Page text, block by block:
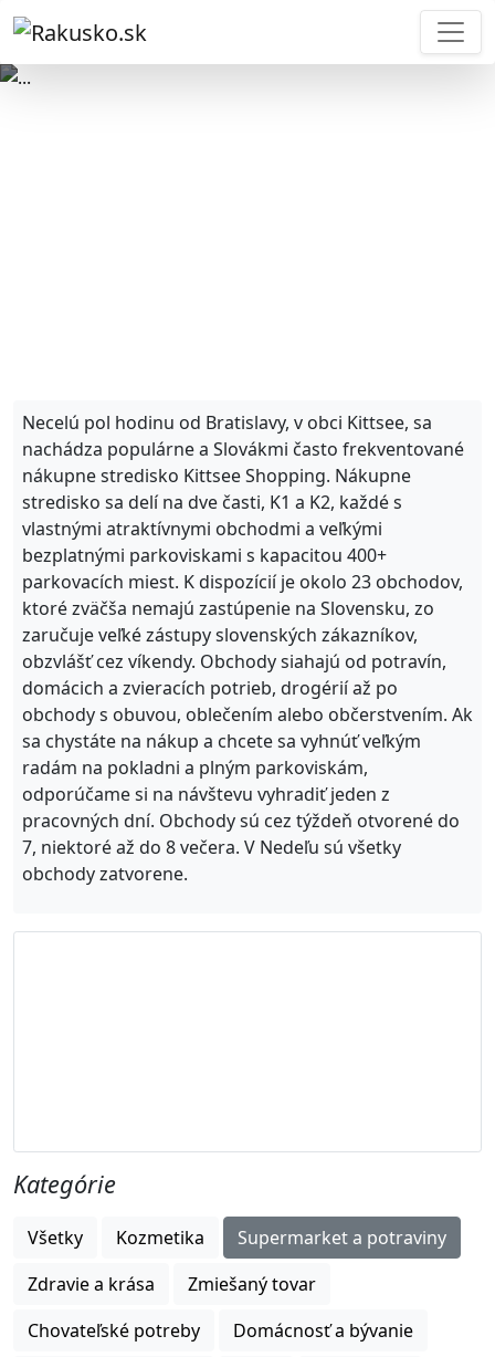
Necelú pol hodinu od Bratislavy, v obci Kittsee, sa
nachádza populárne a Slovákmi často frekventované
nákupne stredisko Kittsee Shopping. Nákupne
stredisko sa delí na dve časti, K1 a K2, každé s
vlastnými atraktívnymi obchodmi a veľkými
bezplatnými parkoviskami s kapacitou 400+
parkovacích miest. K dispozícií je okolo 23 obchodov,
ktoré zväčša nemajú zastúpenie na Slovensku, zo
zaručuje veľké zástupy slovenských zákazníkov,
obzvlášť cez víkendy. Obchody siahajú od potravín,
domácich a zvieracích potrieb, drogérií až po
obchody s obuvou, oblečením alebo občerstvením. Ak
sa chystáte na nákup a chcete sa vyhnúť veľkým
radám na pokladni a plným parkoviskám,
odporúčame si na návštevu vyhradiť jeden z
pracovných dní. Obchody sú cez týždeň otvorené do
7, niektoré až do 8 večera. V Nedeľu sú všetky
obchody zatvorene.
Kategórie
Všetky Kozmetika
Supermarket a potraviny
Zdravie a krása
Zmiešaný tovar
Chovateľské potreby
Domácnosť a bývanie